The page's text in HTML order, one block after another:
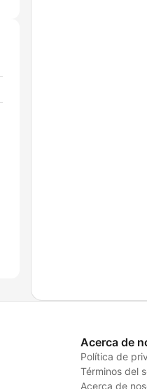
Acerca de
Política de
Términos del
Acerca de